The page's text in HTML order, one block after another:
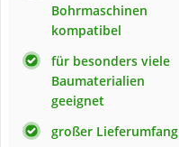
Bohrmaschinen
kompatibel
für besonders viele
Baumaterialien
geeignet
großer Lieferumfang